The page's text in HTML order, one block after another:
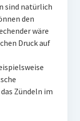
sind natürlich
den
wäre
Druck auf
Zündeln im